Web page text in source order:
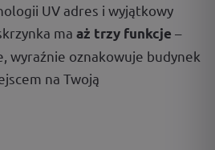
UV adres i wyjątkowy
ma aż trzy funkcje –
wyraźnie oznakowuje budynek
na Twoją